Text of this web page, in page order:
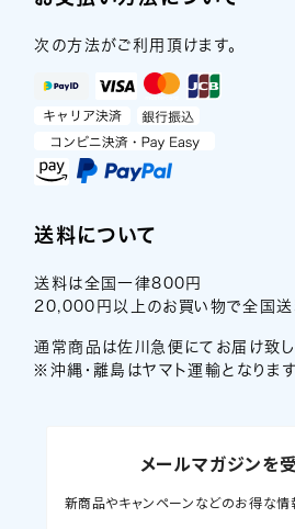
次の方法がご利用頂けます。
送料について
送料は全国一律800円
20,000円以上のお買い物で全国送
通常商品は佐川急便にてお届け致し
※沖縄・離島はヤマト運輸となります
メールマガジンを
新商品やキャンペーンなどのお得な情